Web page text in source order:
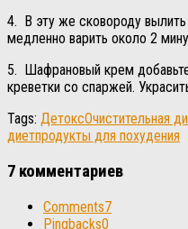
4. В эту же сковороду
медленно варить около 2
5. Шафрановый крем
креветки со спаржей.
Tags: ДетоксОчистительная
диетпродукты для похудения
7 комментариев
Comments7
Pingbacks0